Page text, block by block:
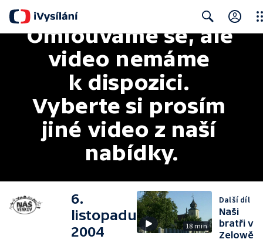
Search
Omlouváme se, ale
video nemáme
k dispozici.
Vyberte si prosím
jiné video z naší
nabídky.
6.
listopadu
2004
18 min
Další díl
Naši
bratři v
Zelowě